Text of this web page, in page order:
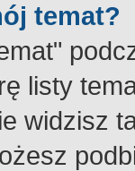
temat?
listy
widzisz